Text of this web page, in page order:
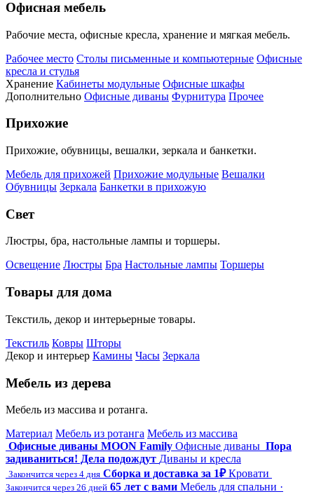
Офисная мебель
Рабочие места, офисные кресла, хранение и мягкая мебель.
Рабочее место Столы письменные и компьютерные Офисные
кресла и стулья
Хранение Кабинеты модульные Офисные шкафы
Дополнительно Офисные диваны Фурнитура Прочее
Прихожие
Прихожие, обувницы, вешалки, зеркала и банкетки.
Мебель для прихожей Прихожие модульные Вешалки
Обувницы Зеркала Банкетки в прихожую
Свет
Люстры, бра, настольные лампы и торшеры.
Освещение Люстры Бра Настольные лампы Торшеры
Товары для дома
Текстиль, декор и интерьерные товары.
Текстиль Ковры Шторы
Декор и интерьер Камины Часы Зеркала
Мебель из дерева
Мебель из массива и ротанга.
Материал Мебель из ротанга Мебель из массива
Офисные диваны MOON Family Офисные диваны Пора
задиваниться! Дела подождут Диваны и кресла
Закончится через 4 дня Сборка и доставка за 1₽ Кровати
Закончится через 26 дней 65 лет с вами Мебель для спальни ·